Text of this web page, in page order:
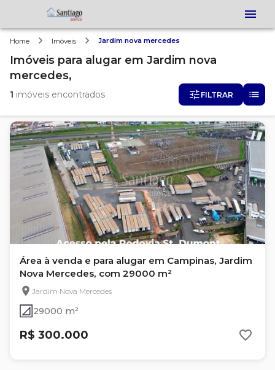
Home Imóveis Jardim nova mercedes
Imóveis para alugar em Jardim nova
mercedes,
1 imóveis encontrados FILTRAR
Área à venda e para alugar em Campinas, Jardim
Nova Mercedes, com 29000 m²
Jardim Nova Mercedes
29000 m²
R$ 300.000